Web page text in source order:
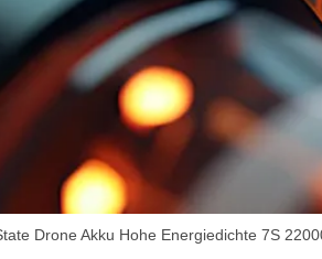
Drone Akku Hohe Energiedichte 7S